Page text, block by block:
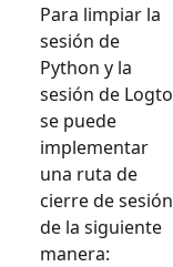
Para limpiar la
sesión de
Python y la
sesión de
se puede
implementar
una ruta de
cierre de sesión
de la siguiente
manera: